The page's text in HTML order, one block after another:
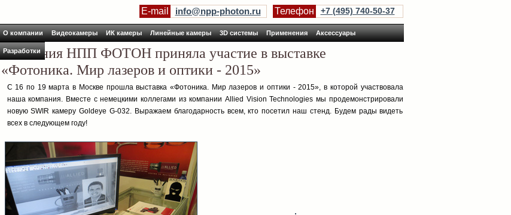
+7 (495) 740-50-37
Телефон
info@npp-photon.ru
E-mail
О компании Видеокамеры ИК камеры Линейные камеры 3D системы Применения Аксессуары
Разработки
Компания НПП ФОТОН приняла участие в выставке
«Фотоника. Мир лазеров и оптики - 2015»
С 16 по 19 марта в Москве прошла выставка «Фотоника. Мир лазеров и оптики - 2015», в которой участвовала
наша компания. Вместе с немецкими коллегами из компании Allied Vision Technologies мы продемонстрировали
новую SWIR камеру Goldeye G-032. Выражаем благодарность всем, кто посетил наш стенд. Будем рады видеть
всех в следующем году!